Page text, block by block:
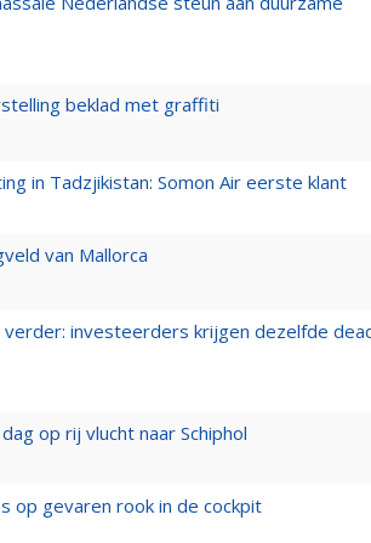
beklad met graffiti
in Tadzjikistan: Somon Air eerste klant
van Mallorca
investeerders krijgen dezelfde
op rij vlucht naar Schiphol
op gevaren rook in de cockpit